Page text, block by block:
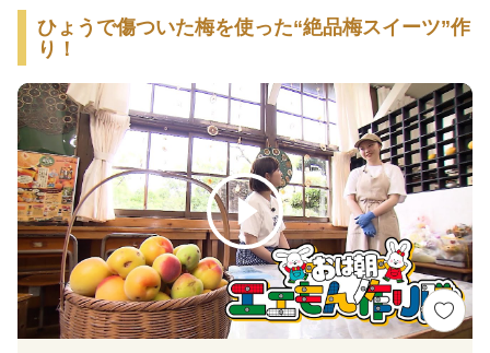
ひょうで傷ついた梅を使った“絶品梅スイーツ”作
り！